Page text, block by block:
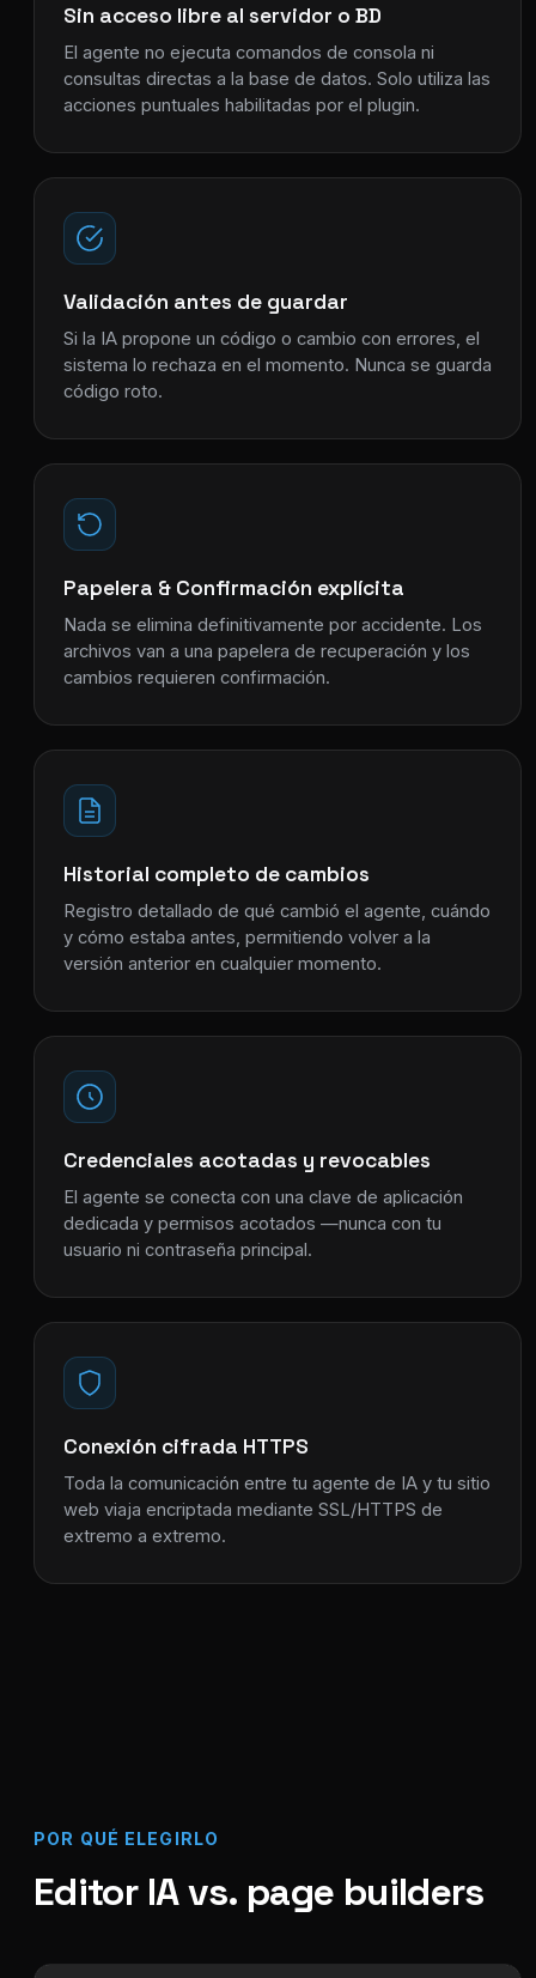
Sin acceso libre al servidor o BD
El agente no ejecuta comandos de consola ni
consultas directas a la base de datos. Solo utiliza las
acciones puntuales habilitadas por el plugin.
Validación antes de guardar
Si la IA propone un código o cambio con errores, el
sistema lo rechaza en el momento. Nunca se guarda
código roto.
Papelera & Confirmación explícita
Nada se elimina definitivamente por accidente. Los
archivos van a una papelera de recuperación y los
cambios requieren confirmación.
Historial completo de cambios
Registro detallado de qué cambió el agente, cuándo
y cómo estaba antes, permitiendo volver a la
versión anterior en cualquier momento.
Credenciales acotadas y revocables
El agente se conecta con una clave de aplicación
dedicada y permisos acotados —nunca con tu
usuario ni contraseña principal.
Conexión cifrada HTTPS
Toda la comunicación entre tu agente de IA y tu sitio
web viaja encriptada mediante SSL/HTTPS de
extremo a extremo.
POR QUÉ ELEGIRLO
Editor IA vs. page builders